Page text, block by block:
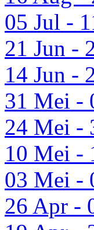
05 Jul -
21 Jun -
14 Jun -
31 Mei -
24 Mei -
10 Mei -
03 Mei -
26 Apr -